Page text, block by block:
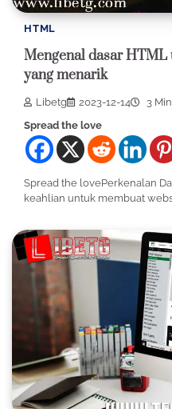
HTML
Mengenal dasar
yang menarik
Libetg 2023-12-14 3
Spread the love
Spread the lovePerkenalan
keahlian untuk membuat